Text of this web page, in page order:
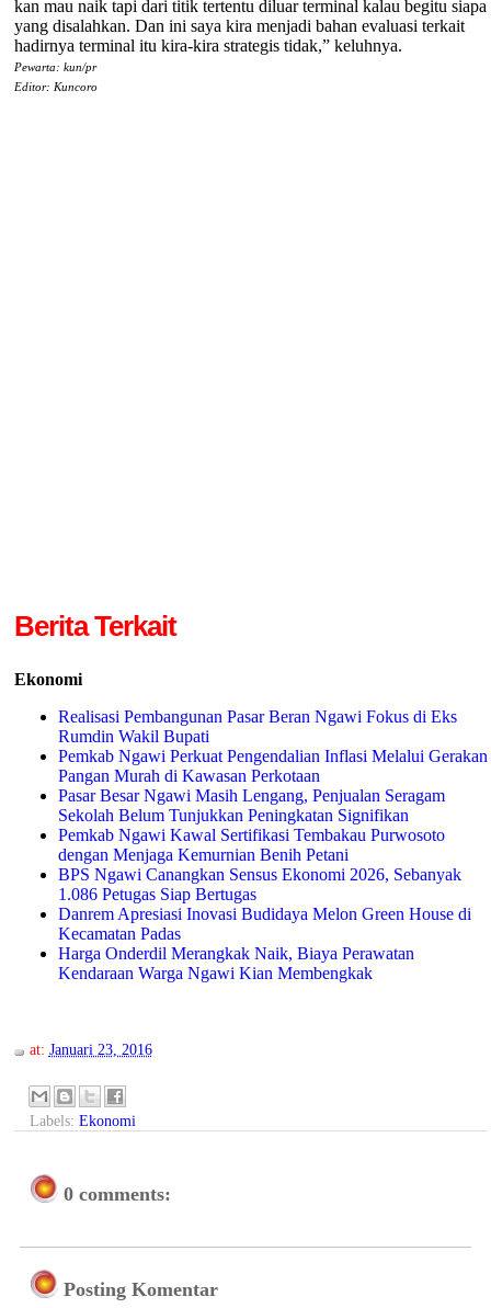
kan mau naik tapi dari titik tertentu diluar terminal kalau begitu siapa
yang disalahkan. Dan ini saya kira menjadi bahan evaluasi terkait
hadirnya terminal itu kira-kira strategis tidak,” keluhnya.
Pewarta: kun/pr
Editor: Kuncoro
Berita Terkait
Ekonomi
Realisasi Pembangunan Pasar Beran Ngawi Fokus di Eks
Rumdin Wakil Bupati
Pemkab Ngawi Perkuat Pengendalian Inflasi Melalui Gerakan
Pangan Murah di Kawasan Perkotaan
Pasar Besar Ngawi Masih Lengang, Penjualan Seragam
Sekolah Belum Tunjukkan Peningkatan Signifikan
Pemkab Ngawi Kawal Sertifikasi Tembakau Purwosoto
dengan Menjaga Kemurnian Benih Petani
BPS Ngawi Canangkan Sensus Ekonomi 2026, Sebanyak
1.086 Petugas Siap Bertugas
Danrem Apresiasi Inovasi Budidaya Melon Green House di
Kecamatan Padas
Harga Onderdil Merangkak Naik, Biaya Perawatan
Kendaraan Warga Ngawi Kian Membengkak
at: Januari 23, 2016
Labels: Ekonomi
0 comments:
Posting Komentar